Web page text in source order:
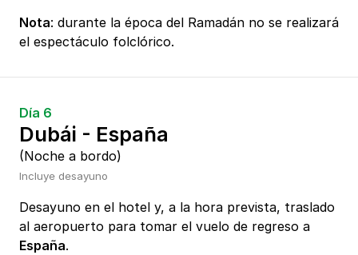
Nota: durante la época del Ramadán no se realizará
el espectáculo folclórico.
Día 6
Dubái - España
(Noche a bordo)
Incluye desayuno
Desayuno en el hotel y, a la hora prevista, traslado
al aeropuerto para tomar el vuelo de regreso a
España.